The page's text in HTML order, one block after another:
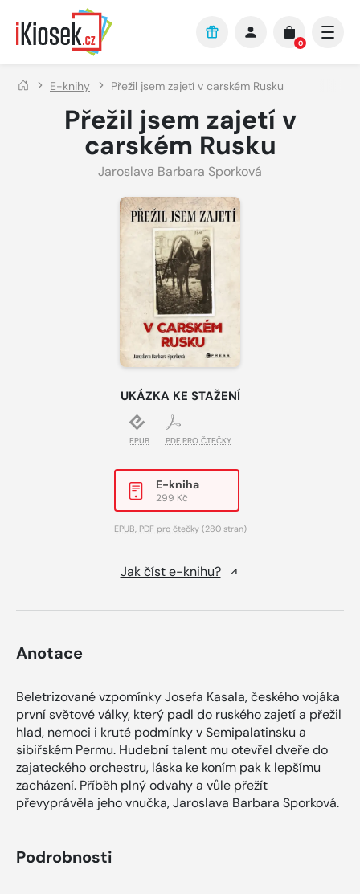
Přejít na hlavní obsah
0
E-knihy Přežil jsem zajetí v carském Rusku
Přežil jsem zajetí v
carském Rusku
Jaroslava Barbara Sporková
UKÁZKA KE STAŽENÍ
EPUB PDF PRO ČTEČKY
E-kniha
299 Kč
EPUB, PDF pro čtečky(280 stran)
Jak číst e-knihu?
Anotace
Beletrizované vzpomínky Josefa Kasala, českého vojáka
první světové války, který padl do ruského zajetí a přežil
hlad, nemoci i kruté podmínky v Semipalatinsku a
sibiřském Permu. Hudební talent mu otevřel dveře do
zajateckého orchestru, láska ke koním pak k lepšímu
zacházení. Příběh plný odvahy a vůle přežít
převyprávěla jeho vnučka, Jaroslava Barbara Sporková.
Podrobnosti